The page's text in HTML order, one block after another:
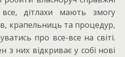
дітлахи мають змогу
крапельниць та процедур,
про все-все на світі.
з них відкриває у собі нові